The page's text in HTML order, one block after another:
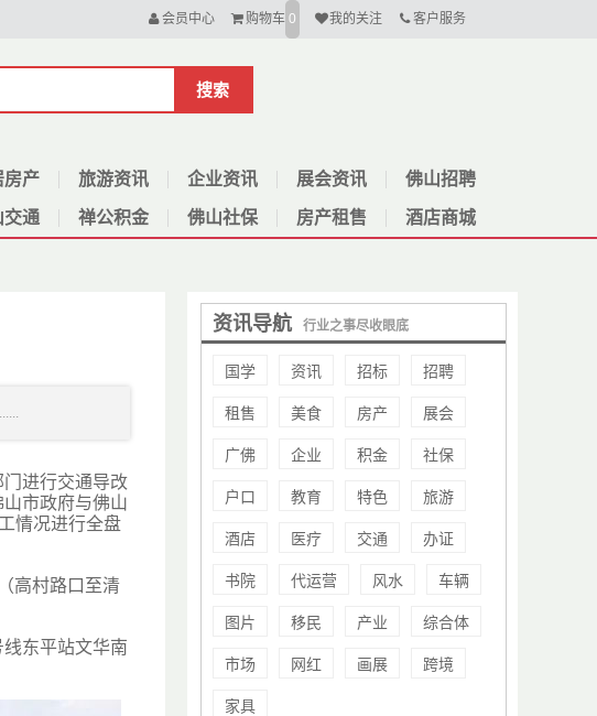
会员中心 购物车 0 我的关注 客户服务
搜索
房产 旅游资讯 企业资讯 展会资讯 佛山招聘
交通 禅公积金 佛山社保 房产租售 酒店商城
资讯导航 行业之事尽收眼底
国学 资讯 招标 招聘
租售 美食 房产 展会
广佛 企业 积金 社保
户口 教育 特色 旅游
酒店 医疗 交通 办证
书院 代运营 风水 车辆
图片 移民 产业 综合体
市场 网红 画展 跨境
家具
进行交通导改
市政府与佛山
情况进行全盘
高村路口至清
东平站文华南